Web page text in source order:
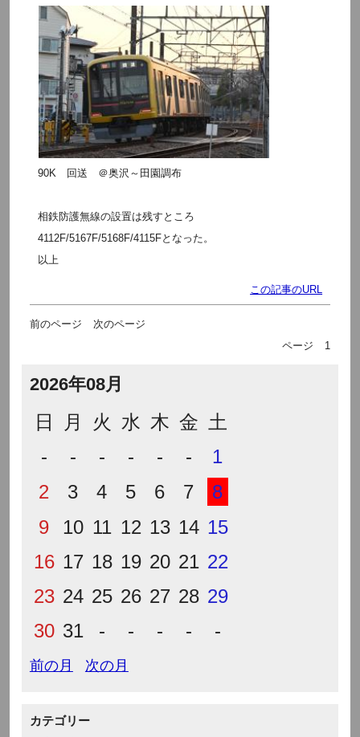
90K 回送 ＠奥沢～田園調布
相鉄防護無線の設置は残すところ
4112F/5167F/5168F/4115Fとなった。
以上
この記事のURL
前のページ
次のページ
ページ
1
2026年08月
日 月 火 水 木 金 土
-
- - - - -
1
2
3 4 5 6 7
8
9
10 11 12 13 14 15
16 17 18 19 20 21 22
23 24 25 26 27 28 29
30 31 - - - - -
前の月 次の月
カテゴリー